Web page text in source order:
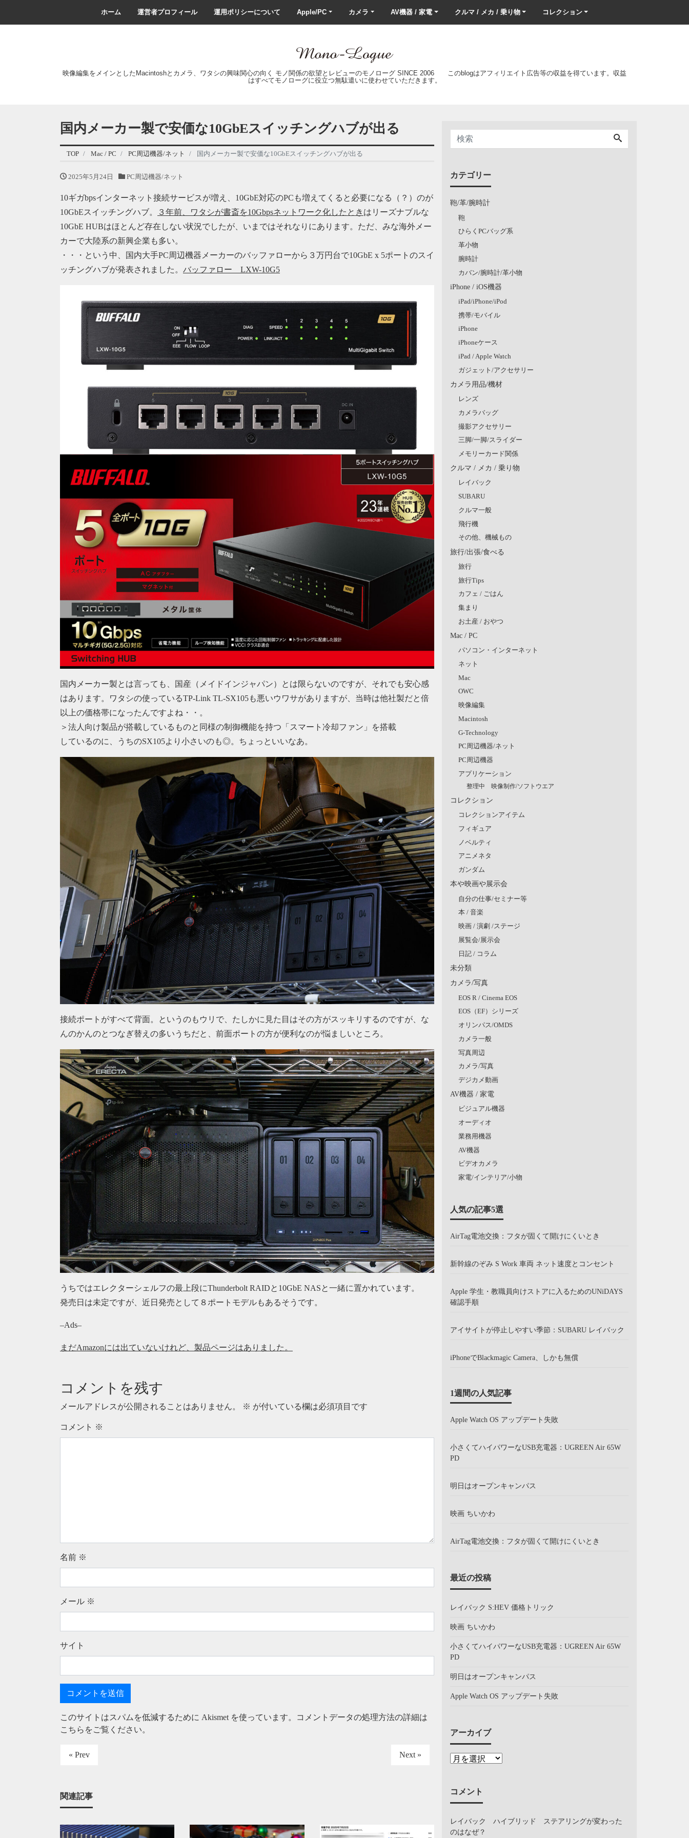
ホーム 運営者プロフィール 運用ポリシーについて Apple/PC カメラ AV機器 / 家電 クルマ / メカ / 乗り物 コレクション
映像編集をメインとしたMacintoshとカメラ、ワタシの興味関心の向く モノ関係の欲望とレビューのモノローグ SINCE 2006 このblogはアフィリエイト広告等の収益を得ています。収益
はすべてモノローグに役立つ無駄遣いに使わせていただきます。
国内メーカー製で安価な10GbEスイッチングハブが出る
TOP Mac / PC PC周辺機器/ネット 国内メーカー製で安価な10GbEスイッチングハブが出る
2025年5月24日 PC周辺機器/ネット
10ギガbpsインターネット接続サービスが増え、10GbE対応のPCも増えてくると必要になる（？）のが
10GbEスイッチングハブ。
３年前、ワタシが書斎を10Gbpsネットワーク化したとき はリーズナブルな
10GbE HUBはほとんど存在しない状況でしたが、いまではそれなりにあります。ただ、みな海外メー
カーで大陸系の新興企業も多い。
・・・という中、国内大手PC周辺機器メーカーのバッファローから３万円台で10GbE x 5ポートのスイ
ッチングハブが発表されました。 バッファロー LXW-10G5
国内メーカー製とは言っても、国産（メイドインジャパン）とは限らないのですが、それでも安心感
はあります。ワタシの使っているTP-Link TL-SX105も悪いウワサがありますが、当時は他社製だと倍
以上の価格帯になったんですよね・・。
＞法人向け製品が搭載しているものと同様の制御機能を持つ「スマート冷却ファン」を搭載
しているのに、うちのSX105より小さいのも◎。ちょっといいなあ。
接続ポートがすべて背面。というのもウリで、たしかに見た目はその方がスッキリするのですが、な
んのかんのとつなぎ替えの多いうちだと、前面ポートの方が便利なのが悩ましいところ。
うちではエレクターシェルフの最上段にThunderbolt RAIDと10GbE NASと一緒に置かれています。
発売日は未定ですが、近日発売として８ポートモデルもあるそうです。
–Ads–
まだAmazonには出ていないけれど、製品ページはありました。
コメントを残す
メールアドレスが公開されることはありません。 ※ が付いている欄は必須項目です
コメント ※
名前 ※
メール ※
サイト
このサイトはスパムを低減するために Akismet を使っています。
コメントデータの処理方法の詳細は
こちらをご覧ください。
« Prev Next »
関連記事
カテゴリー
鞄/革/腕時計
鞄
ひらくPCバッグ系
革小物
腕時計
カバン/腕時計/革小物
iPhone / iOS機器
iPad/iPhone/iPod
携帯/モバイル
iPhone
iPhoneケース
iPad / Apple Watch
ガジェット/アクセサリー
カメラ用品/機材
レンズ
カメラバッグ
撮影アクセサリー
三脚/一脚/スライダー
メモリーカード関係
クルマ / メカ / 乗り物
レイバック
SUBARU
クルマ一般
飛行機
その他、機械もの
旅行/出張/食べる
旅行
旅行Tips
カフェ / ごはん
集まり
お土産 / おやつ
Mac / PC
パソコン・インターネット
ネット
Mac
OWC
映像編集
Macintosh
G-Technology
PC周辺機器/ネット
PC周辺機器
アプリケーション
整理中 映像制作/ソフトウエア
コレクション
コレクションアイテム
フィギュア
ノベルティ
アニメネタ
ガンダム
本や映画や展示会
自分の仕事/セミナー等
本 / 音楽
映画 / 演劇 /ステージ
展覧会/展示会
日記 / コラム
未分類
カメラ/写真
EOS R / Cinema EOS
EOS（EF）シリーズ
オリンパス/OMDS
カメラ一般
写真周辺
カメラ/写真
デジカメ動画
AV機器 / 家電
ビジュアル機器
オーディオ
業務用機器
AV機器
ビデオカメラ
家電/インテリア/小物
人気の記事5選
AirTag電池交換：フタが固くて開けにくいとき
新幹線のぞみ S Work 車両 ネット速度とコンセント
Apple 学生・教職員向けストアに入るためのUNiDAYS
確認手順
アイサイトが停止しやすい季節：SUBARU レイバック
iPhoneでBlackmagic Camera、しかも無償
1週間の人気記事
Apple Watch OS アップデート失敗
小さくてハイパワーなUSB充電器：UGREEN Air 65W
PD
明日はオープンキャンパス
映画 ちいかわ
AirTag電池交換：フタが固くて開けにくいとき
最近の投稿
レイバック S:HEV 価格トリック
映画 ちいかわ
小さくてハイパワーなUSB充電器：UGREEN Air 65W
PD
明日はオープンキャンパス
Apple Watch OS アップデート失敗
アーカイブ
コメント
レイバック ハイブリッド ステアリングが変わった
のはなぜ？